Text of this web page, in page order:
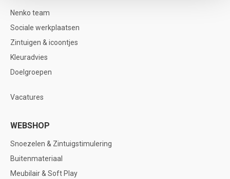
Nenko team
Sociale werkplaatsen
Zintuigen & icoontjes
Kleuradvies
Doelgroepen
Vacatures
WEBSHOP
Snoezelen & Zintuigstimulering
Buitenmateriaal
Meubilair & Soft Play